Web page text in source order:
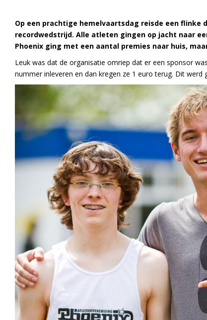
Op een prachtige hemelvaartsdag reisde een flinke
recordwedstrijd. Alle atleten gingen op jacht naar
Phoenix ging met een aantal premies naar huis,
Leuk was dat de organisatie omriep dat er een sponsor
nummer inleveren en dan kregen ze 1 euro terug. Dit werd